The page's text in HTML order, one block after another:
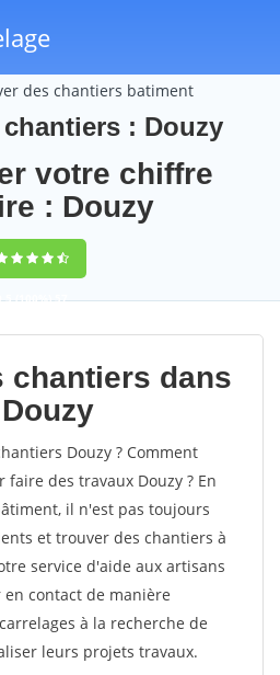
des chantiers batiment
: Douzy
votre chiffre
: Douzy
(100%)57
votes
chantiers dans
Douzy ? Comment
des travaux Douzy ? En
il n'est pas toujours
et trouver des chantiers à
service d'aide aux artisans
contact de manière
à la recherche de
leurs projets travaux.